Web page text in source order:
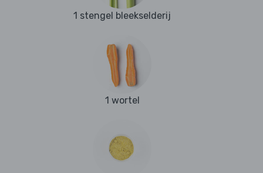
1 stengel bleekselderij
1 wortel